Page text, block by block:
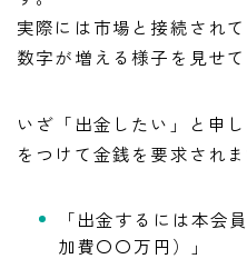
実際には市場と接続され
数字が増える様子を見せ
いざ「出金したい」と申
をつけて金銭を要求されま
「出金するには本会
加費〇〇万円）」